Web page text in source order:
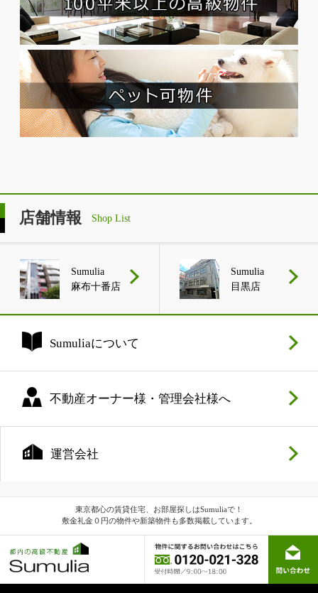
店舗情報 Shop List
Sumulia
麻布十番店
Sumulia
目黒店
Sumuliaについて
不動産オーナー様・管理会社様へ
運営会社
東京都心の賃貸住宅、お部屋探しはSumuliaで！
敷金礼金０円の物件や新築物件も多数掲載しています。